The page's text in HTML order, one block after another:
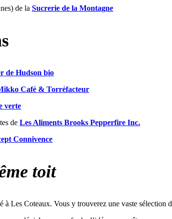
de la Sucrerie de la Montagne
de Hudson bio
Café & Torréfacteur
verte
de Les Aliments Brooks Pepperfire Inc.
Connivence
toit
à Les Coteaux. Vous y trouverez une vaste sélection